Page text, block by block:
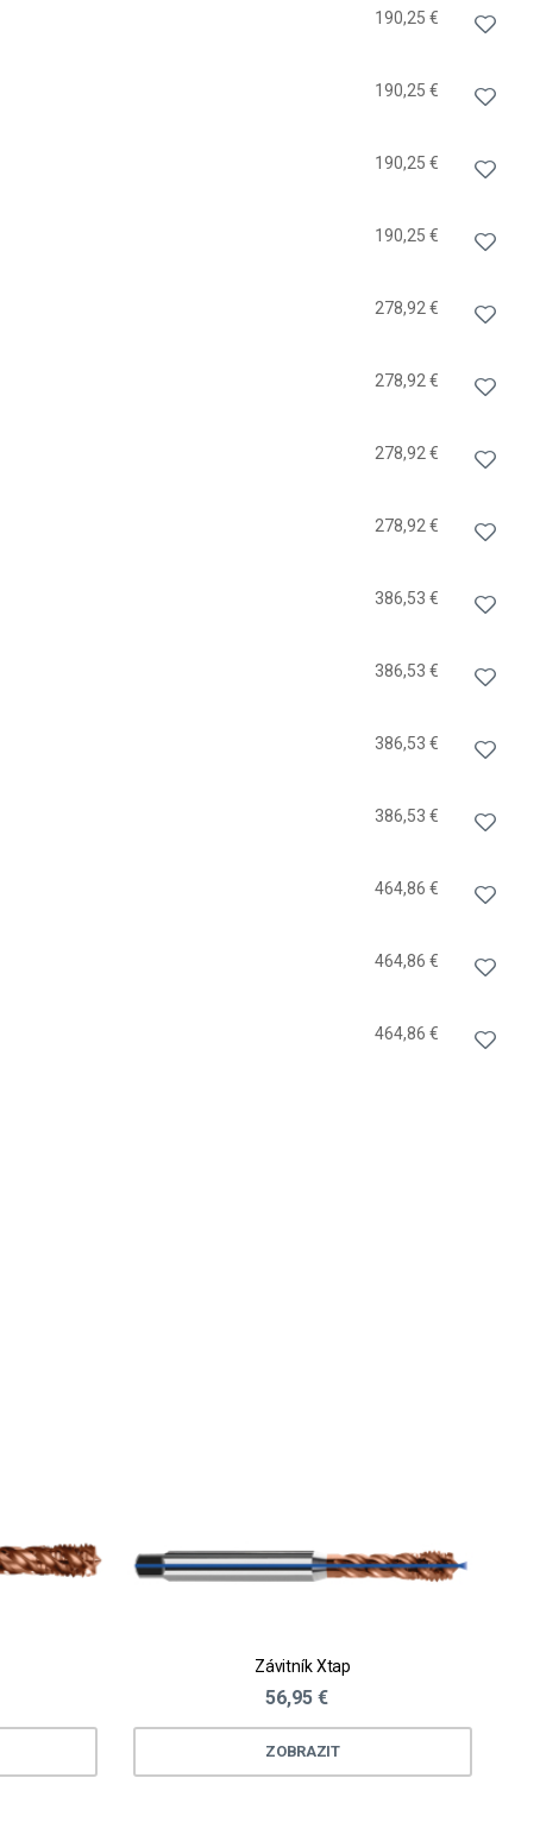
190,25 €
190,25 €
190,25 €
190,25 €
278,92 €
278,92 €
278,92 €
278,92 €
386,53 €
386,53 €
386,53 €
386,53 €
464,86 €
464,86 €
464,86 €
Závitník Xtap
56,95 €
ZOBRAZIT